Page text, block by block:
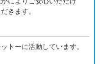
きます。
トーに活動しています。